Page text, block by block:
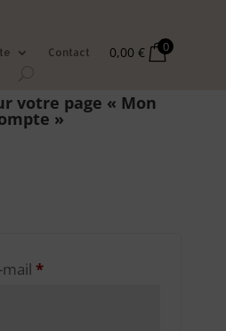
Contact 0,00€ 0
votre page « Mon
»
*Obligatoire